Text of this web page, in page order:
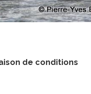
de conditions